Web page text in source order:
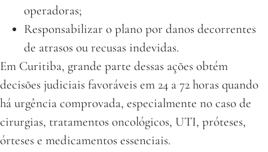
operadoras;
Responsabilizar o plano por danos decorrentes
de atrasos ou recusas indevidas.
Em Curitiba, grande parte dessas ações obtém
decisões judiciais favoráveis em 24 a 72 horas quando
há urgência comprovada, especialmente no caso de
cirurgias, tratamentos oncológicos, UTI, próteses,
órteses e medicamentos essenciais.